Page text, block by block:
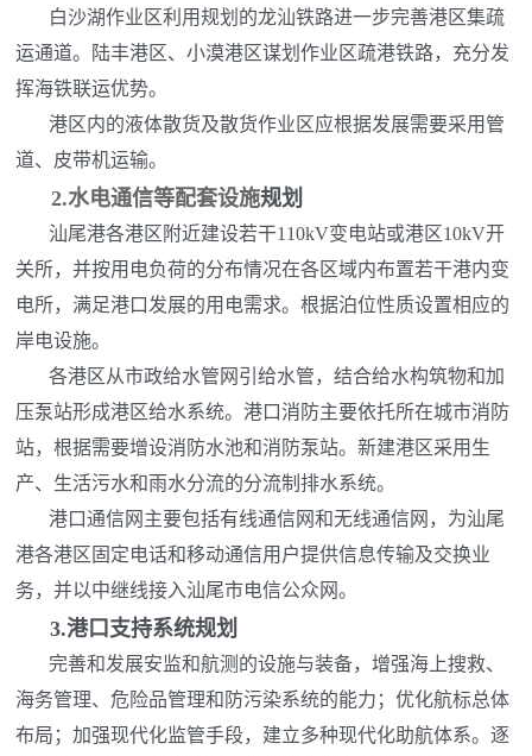
白沙湖作业区利用规划的龙汕铁路进一步完善港区集疏
运通道。陆丰港区、小漠港区谋划作业区疏港铁路，充分发
挥海铁联运优势。
港区内的液体散货及散货作业区应根据发展需要采用管
道、皮带机运输。
2.水电通信等配套设施规划
汕尾港各港区附近建设若干110kV变电站或港区10kV开
关所，并按用电负荷的分布情况在各区域内布置若干港内变
电所，满足港口发展的用电需求。根据泊位性质设置相应的
岸电设施。
各港区从市政给水管网引给水管，结合给水构筑物和加
压泵站形成港区给水系统。港口消防主要依托所在城市消防
站，根据需要增设消防水池和消防泵站。新建港区采用生
产、生活污水和雨水分流的分流制排水系统。
港口通信网主要包括有线通信网和无线通信网，为汕尾
港各港区固定电话和移动通信用户提供信息传输及交换业
务，并以中继线接入汕尾市电信公众网。
3.港口支持系统规划
完善和发展安监和航测的设施与装备，增强海上搜救、
海务管理、危险品管理和防污染系统的能力；优化航标总体
布局；加强现代化监管手段，建立多种现代化助航体系。逐